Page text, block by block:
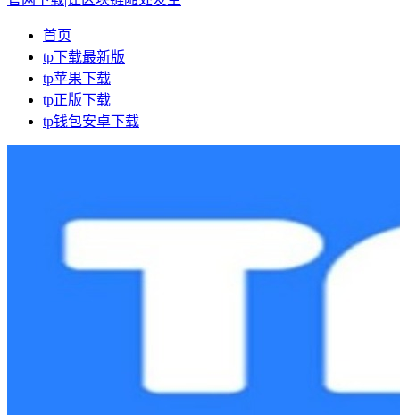
首页
tp下载最新版
tp苹果下载
tp正版下载
tp钱包安卓下载